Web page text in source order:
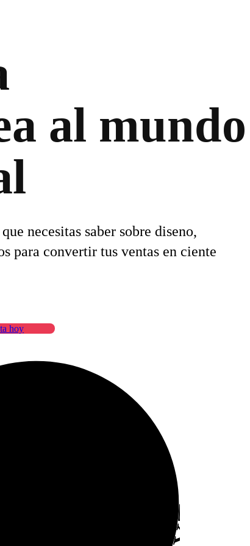
al mundo
necesitas saber sobre diseno,
para convertir tus ventas en ciente
hoy